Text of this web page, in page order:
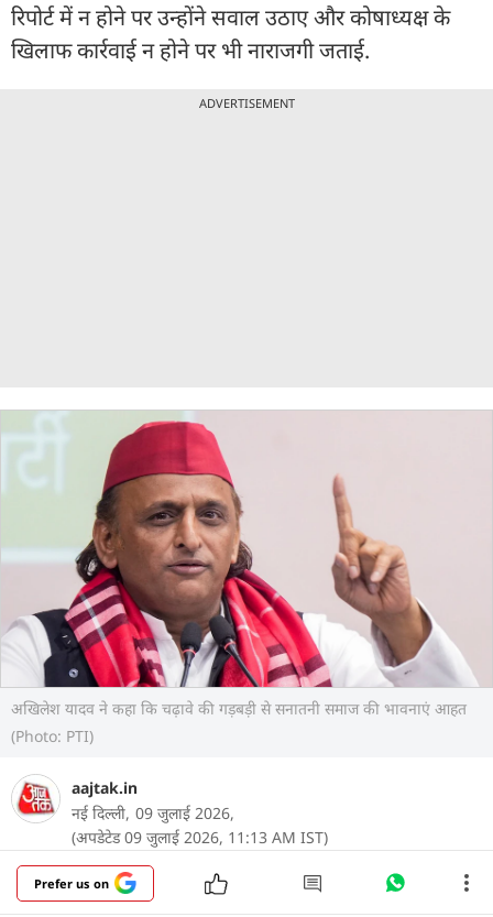
रिपोर्ट में न होने पर उन्होंने सवाल उठाए और कोषाध्यक्ष के
खिलाफ कार्रवाई न होने पर भी नाराजगी जताई.
ADVERTISEMENT
अखिलेश यादव ने कहा कि चढ़ावे की गड़बड़ी से सनातनी समाज की भावनाएं आहत
(Photo: PTI)
aajtak.in
नई दिल्ली, 09 जुलाई 2026,
(अपडेटेड 09 जुलाई 2026, 11:13 AM IST)
Prefer us on